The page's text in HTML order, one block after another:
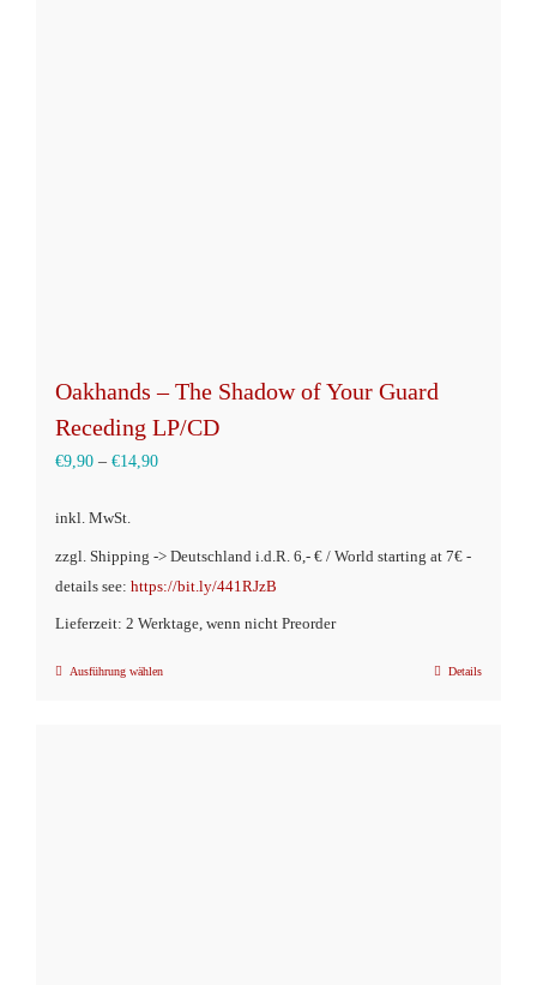
Oakhands – The Shadow of Your Guard
Receding LP/CD
€9,90 – €14,90
inkl. MwSt.
zzgl. Shipping -> Deutschland i.d.R. 6,- € / World starting at 7€ -
details see: https://bit.ly/441RJzB
Lieferzeit: 2 Werktage, wenn nicht Preorder
Ausführung wählenDieses
Details